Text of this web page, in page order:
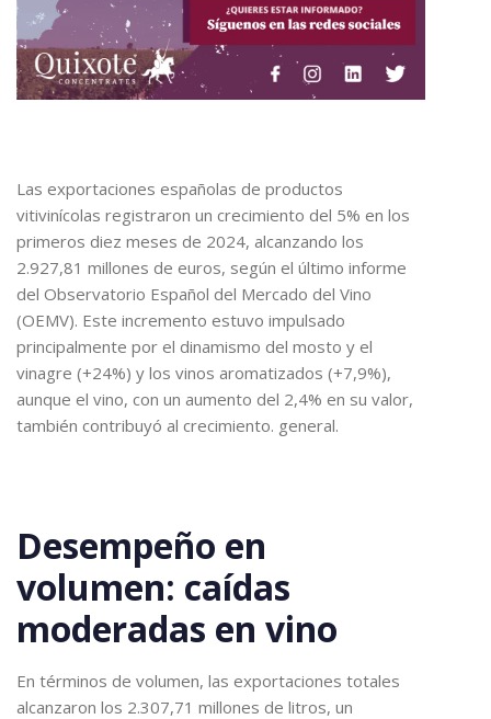
Las exportaciones españolas de productos
vitivinícolas registraron un crecimiento del 5% en los
primeros diez meses de 2024, alcanzando los
2.927,81 millones de euros, según el último informe
del Observatorio Español del Mercado del Vino
(OEMV). Este incremento estuvo impulsado
principalmente por el dinamismo del mosto y el
vinagre (+24%) y los vinos aromatizados (+7,9%),
aunque el vino, con un aumento del 2,4% en su valor,
también contribuyó al crecimiento. general.
Desempeño en
volumen: caídas
moderadas en vino
En términos de volumen, las exportaciones totales
alcanzaron los 2.307,71 millones de litros, un